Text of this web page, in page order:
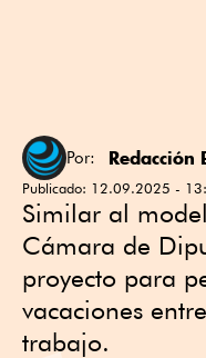
Por: Redacción
Publicado: 12.09.2025 -
Similar al
Cámara de
proyecto para
vacaciones
trabajo.